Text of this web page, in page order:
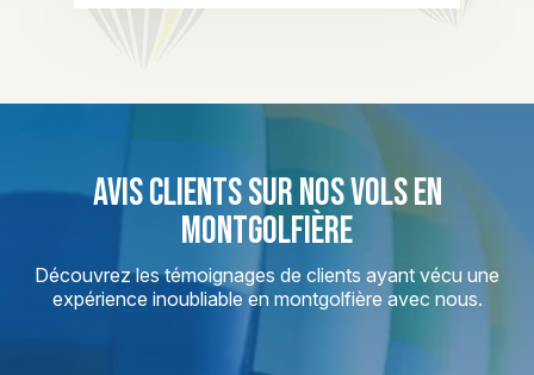
AVIS CLIENTS SUR NOS VOLS EN
MONTGOLFIÈRE
Découvrez les témoignages de clients ayant vécu une
expérience inoubliable en montgolfière avec nous.